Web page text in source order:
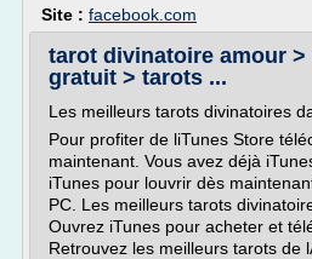
Site : facebook.com
tarot divinatoire amour
gratuit > tarots ...
Les meilleurs tarots divinatoires
Pour profiter de liTunes Store
maintenant. Vous avez déjà
iTunes pour louvrir dès
PC. Les meilleurs tarots
Ouvrez iTunes pour acheter et
Retrouvez les meilleurs tarots de